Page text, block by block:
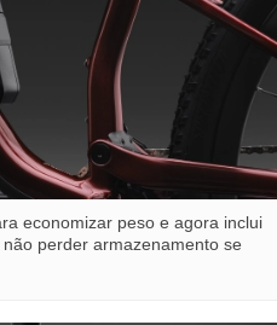
economizar peso e agora inclui
perder armazenamento se